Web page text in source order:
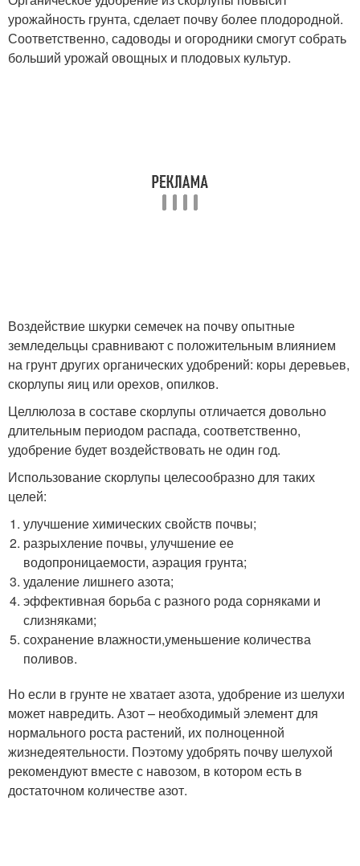
урожайность грунта, сделает почву более плодородной.
Соответственно, садоводы и огородники смогут собрать
больший урожай овощных и плодовых культур.
Воздействие шкурки семечек на почву опытные
земледельцы сравнивают с положительным влиянием
на грунт других органических удобрений: коры деревьев,
скорлупы яиц или орехов, опилков.
Целлюлоза в составе скорлупы отличается довольно
длительным периодом распада, соответственно,
удобрение будет воздействовать не один год.
Использование скорлупы целесообразно для таких
целей:
улучшение химических свойств почвы;
разрыхление почвы, улучшение ее
водопроницаемости, аэрация грунта;
удаление лишнего азота;
эффективная борьба с разного рода сорняками и
слизняками;
сохранение влажности,уменьшение количества
поливов.
Но если в грунте не хватает азота, удобрение из шелухи
может навредить. Азот – необходимый элемент для
нормального роста растений, их полноценной
жизнедеятельности. Поэтому удобрять почву шелухой
рекомендуют вместе с навозом, в котором есть в
достаточном количестве азот.